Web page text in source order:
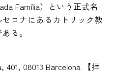
Família）という正式名
ロナにあるカトリック教
る。
401, 08013 Barcelona 【拝